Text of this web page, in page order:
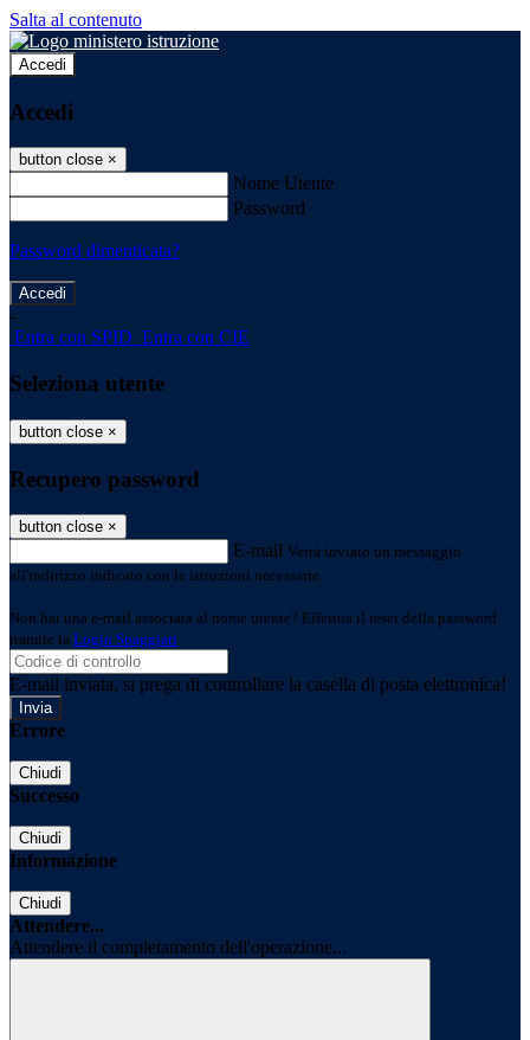
Salta al contenuto
Accedi
Accedi
button close ×
Nome Utente
Password
Password dimenticata?
-
Entra con SPID Entra con CIE
Seleziona utente
button close ×
Recupero password
button close ×
E-mail Verrà inviato un messaggio
all'indirizzo indicato con le istruzioni necessarie.
Non hai una e-mail associata al nome utente? Effettua il reset della password
tramite la Login Spaggiari
E-mail inviata, si prega di controllare la casella di posta elettronica!
Errore
Chiudi
Successo
Chiudi
Informazione
Chiudi
Attendere...
Attendere il completamento dell'operazione...